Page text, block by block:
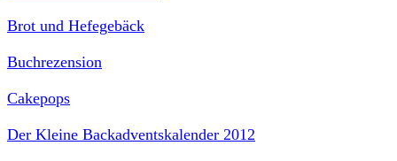
Brot und Hefegebäck
Buchrezension
Cakepops
Der Kleine Backadventskalender 2012